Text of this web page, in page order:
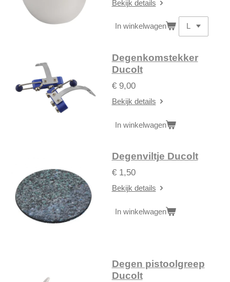
Bekijk details
In winkelwagen
Degenkomstekker
Ducolt
€ 9,00
Bekijk details
In winkelwagen
Degenviltje Ducolt
€ 1,50
Bekijk details
In winkelwagen
Degen pistoolgreep
Ducolt